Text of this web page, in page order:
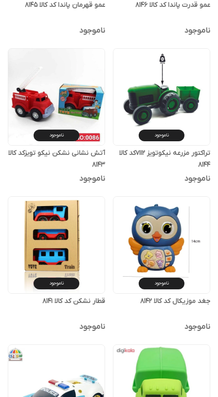
عمو قدرت پاندا کد کالا ۸۱۴۶
ناموجود
عمو قهرمان پاندا کد کالا ۸۱۴۵
ناموجود
ناموجود
تراکتور مزرعه نیکو‌تویز v112کد کالا
۸۱۴۴
ناموجود
ناموجود
آتش نشانی نشکن نیکو تویزکد کالا
۸۱۴۳
ناموجود
ناموجود
جغد موزیکال کد کالا ۸۱۴۲
ناموجود
ناموجود
قطار نشکن کد کالا ۸۱۴۱
ناموجود